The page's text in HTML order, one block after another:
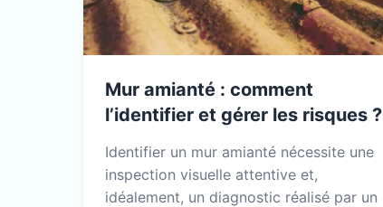
Mur amianté : comment
l’identifier et gérer les risques ?
Identifier un mur amianté nécessite une
inspection visuelle attentive et,
idéalement, un diagnostic réalisé par un